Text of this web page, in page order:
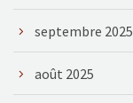
septembre 2025
août 2025